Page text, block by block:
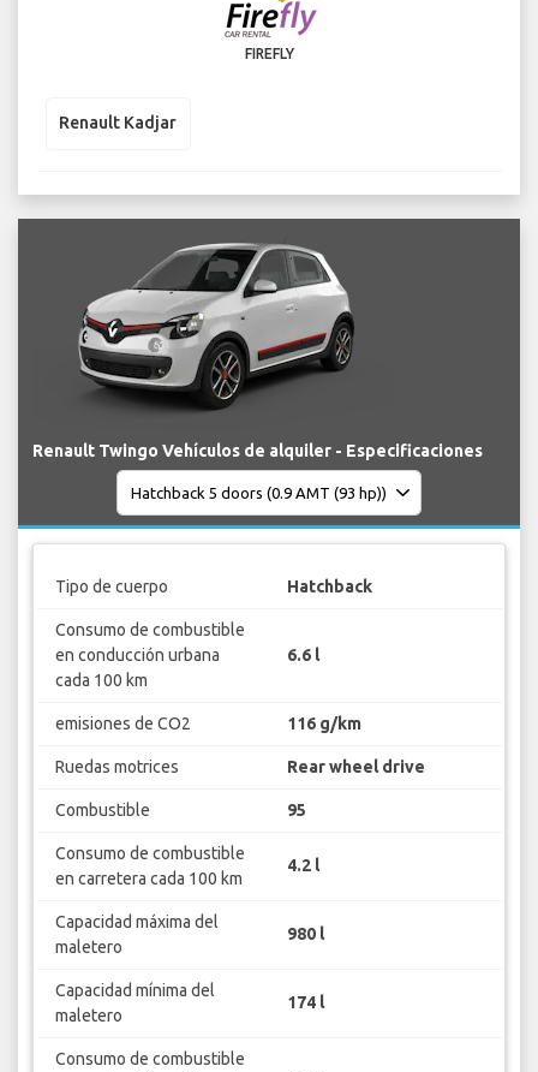
FIREFLY
Renault Kadjar
Renault Twingo Vehículos de alquiler - Especificaciones
Tipo de cuerpo Hatchback
Consumo de combustible
en conducción urbana
cada 100 km
6.6 l
emisiones de CO2 116 g/km
Ruedas motrices Rear wheel drive
Combustible 95
Consumo de combustible
en carretera cada 100 km
4.2 l
Capacidad máxima del
maletero
980 l
Capacidad mínima del
maletero
174 l
Consumo de combustible